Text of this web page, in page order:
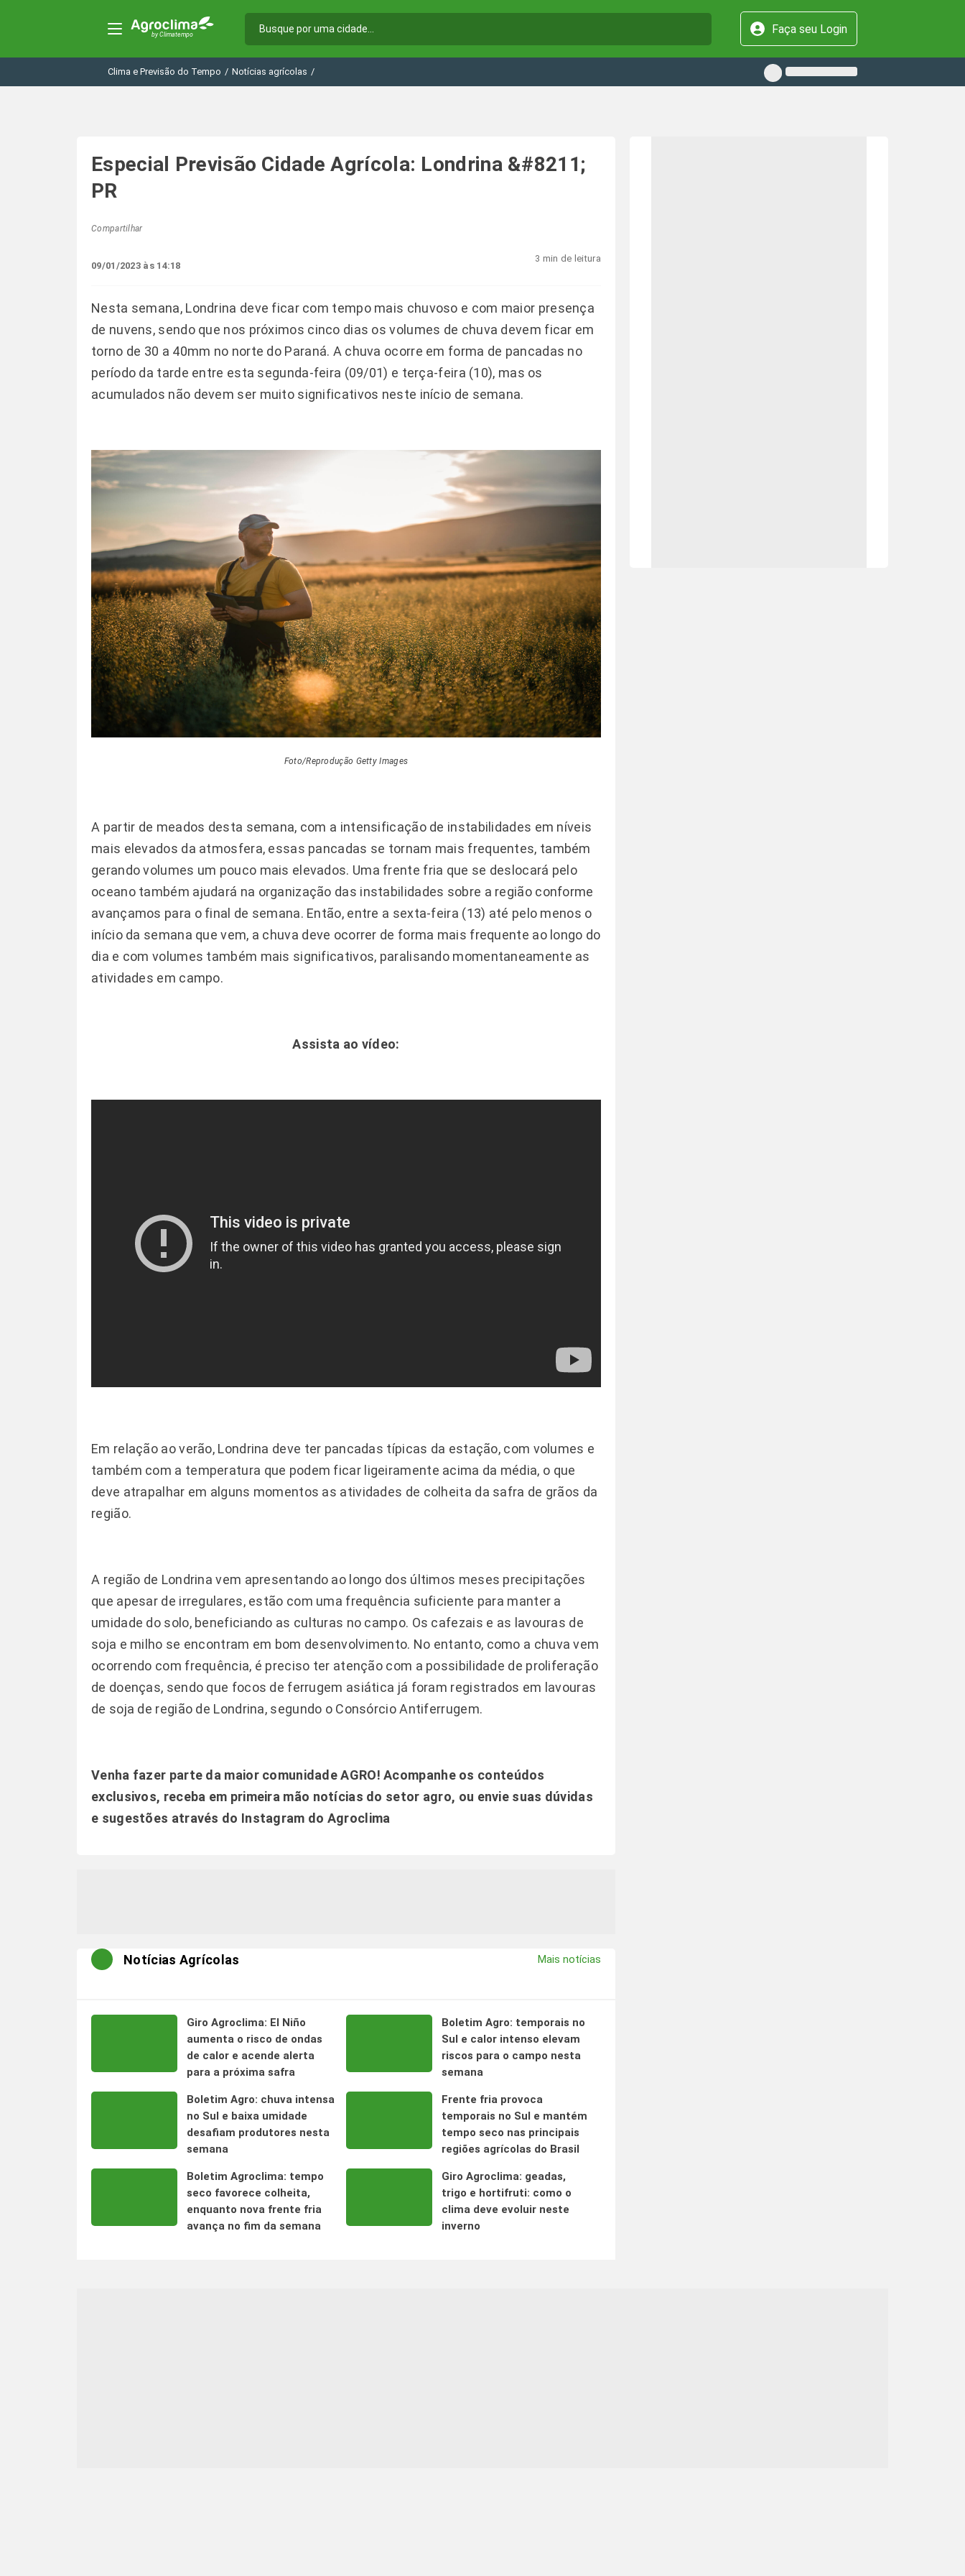
Faça seu Login
Clima e Previsão do Tempo / Notícias agrícolas /
Especial Previsão Cidade Agrícola: Londrina &#8211;
PR
Compartilhar
09/01/2023 às 14:18
3 min de leitura
Nesta semana, Londrina deve ficar com tempo mais chuvoso e com maior presença
de nuvens, sendo que nos próximos cinco dias os volumes de chuva devem ficar em
torno de 30 a 40mm no norte do Paraná. A chuva ocorre em forma de pancadas no
período da tarde entre esta segunda-feira (09/01) e terça-feira (10), mas os
acumulados não devem ser muito significativos neste início de semana.
Foto/Reprodução Getty Images
A partir de meados desta semana, com a intensificação de instabilidades em níveis
mais elevados da atmosfera, essas pancadas se tornam mais frequentes, também
gerando volumes um pouco mais elevados. Uma frente fria que se deslocará pelo
oceano também ajudará na organização das instabilidades sobre a região conforme
avançamos para o final de semana. Então, entre a sexta-feira (13) até pelo menos o
início da semana que vem, a chuva deve ocorrer de forma mais frequente ao longo do
dia e com volumes também mais significativos, paralisando momentaneamente as
atividades em campo.
Assista ao vídeo:
Em relação ao verão, Londrina deve ter pancadas típicas da estação, com volumes e
também com a temperatura que podem ficar ligeiramente acima da média, o que
deve atrapalhar em alguns momentos as atividades de colheita da safra de grãos da
região.
A região de Londrina vem apresentando ao longo dos últimos meses precipitações
que apesar de irregulares, estão com uma frequência suficiente para manter a
umidade do solo, beneficiando as culturas no campo. Os cafezais e as lavouras de
soja e milho se encontram em bom desenvolvimento. No entanto, como a chuva vem
ocorrendo com frequência, é preciso ter atenção com a possibilidade de proliferação
de doenças, sendo que focos de ferrugem asiática já foram registrados em lavouras
de soja de região de Londrina, segundo o Consórcio Antiferrugem.
Venha fazer parte da maior comunidade AGRO! Acompanhe os conteúdos
exclusivos, receba em primeira mão notícias do setor agro, ou envie suas dúvidas
e sugestões através do Instagram do Agroclima
Notícias Agrícolas Mais notícias
Giro Agroclima: El Niño
aumenta o risco de ondas
de calor e acende alerta
para a próxima safra
Boletim Agro: temporais no
Sul e calor intenso elevam
riscos para o campo nesta
semana
Boletim Agro: chuva intensa
no Sul e baixa umidade
desafiam produtores nesta
semana
Frente fria provoca
temporais no Sul e mantém
tempo seco nas principais
regiões agrícolas do Brasil
Boletim Agroclima: tempo
seco favorece colheita,
enquanto nova frente fria
avança no fim da semana
Giro Agroclima: geadas,
trigo e hortifruti: como o
clima deve evoluir neste
inverno